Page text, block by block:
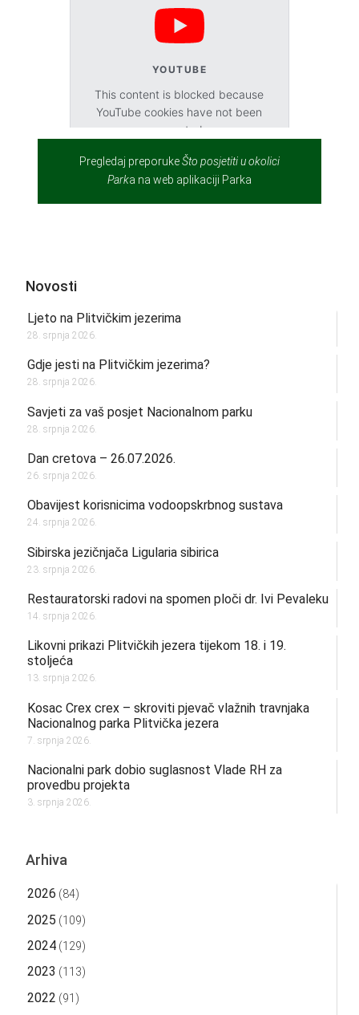
YOUTUBE
This content is blocked because
YouTube cookies have not been
accepted.
Accept cookies
Pregledaj preporukeŠto posjetiti u okolici
Parka na web aplikaciji Parka
Novosti
Ljeto na Plitvičkim jezerima
28. srpnja 2026.
Gdje jesti na Plitvičkim jezerima?
28. srpnja 2026.
Savjeti za vaš posjet Nacionalnom parku
28. srpnja 2026.
Dan cretova – 26.07.2026.
26. srpnja 2026.
Obavijest korisnicima vodoopskrbnog sustava
24. srpnja 2026.
Sibirska jezičnjača Ligularia sibirica
23. srpnja 2026.
Restauratorski radovi na spomen ploči dr. Ivi Pevaleku
14. srpnja 2026.
Likovni prikazi Plitvičkih jezera tijekom 18. i 19.
stoljeća
13. srpnja 2026.
Kosac Crex crex – skroviti pjevač vlažnih travnjaka
Nacionalnog parka Plitvička jezera
7. srpnja 2026.
Nacionalni park dobio suglasnost Vlade RH za
provedbu projekta
3. srpnja 2026.
Arhiva
2026 (84)
2025 (109)
2024(129)
2023 (113)
2022 (91)